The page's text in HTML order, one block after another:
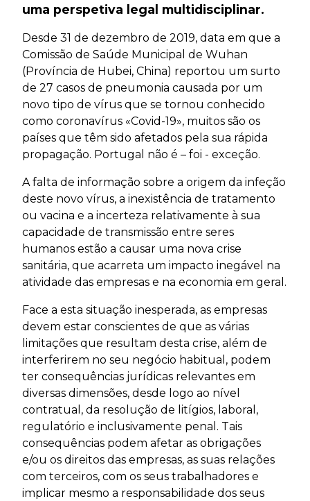
uma perspetiva legal multidisciplinar.
Desde 31 de dezembro de 2019, data em que a
Comissão de Saúde Municipal de Wuhan
(Província de Hubei, China) reportou um surto
de 27 casos de pneumonia causada por um
novo tipo de vírus que se tornou conhecido
como coronavírus «Covid-19», muitos são os
países que têm sido afetados pela sua rápida
propagação. Portugal não é – foi - exceção.
A falta de informação sobre a origem da infeção
deste novo vírus, a inexistência de tratamento
ou vacina e a incerteza relativamente à sua
capacidade de transmissão entre seres
humanos estão a causar uma nova crise
sanitária, que acarreta um impacto inegável na
atividade das empresas e na economia em geral.
Face a esta situação inesperada, as empresas
devem estar conscientes de que as várias
limitações que resultam desta crise, além de
interferirem no seu negócio habitual, podem
ter consequências jurídicas relevantes em
diversas dimensões, desde logo ao nível
contratual, da resolução de litígios, laboral,
regulatório e inclusivamente penal. Tais
consequências podem afetar as obrigações
e/ou os direitos das empresas, as suas relações
com terceiros, com os seus trabalhadores e
implicar mesmo a responsabilidade dos seus